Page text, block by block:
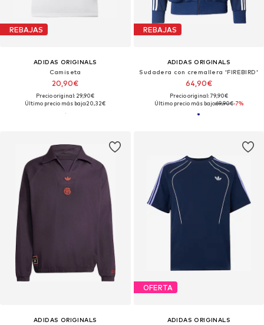
REBAJAS
ADIDAS ORIGINALS
Camiseta
20,90€
Precio original: 29,90€
Último precio más bajo:20,32€
REBAJAS
ADIDAS ORIGINALS
Sudadera con cremallera 'FIREBIRD'
64,90€
Precio original: 79,90€
Último precio más bajo:69,90€-7%
ADIDAS ORIGINALS
OFERTA
ADIDAS ORIGINALS